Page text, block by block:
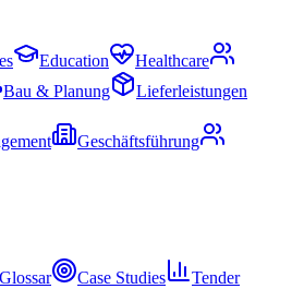
Education
Healthcare
Bau & Planung
Lieferleistungen
Geschäftsführung
Glossar Case Studies
Tender